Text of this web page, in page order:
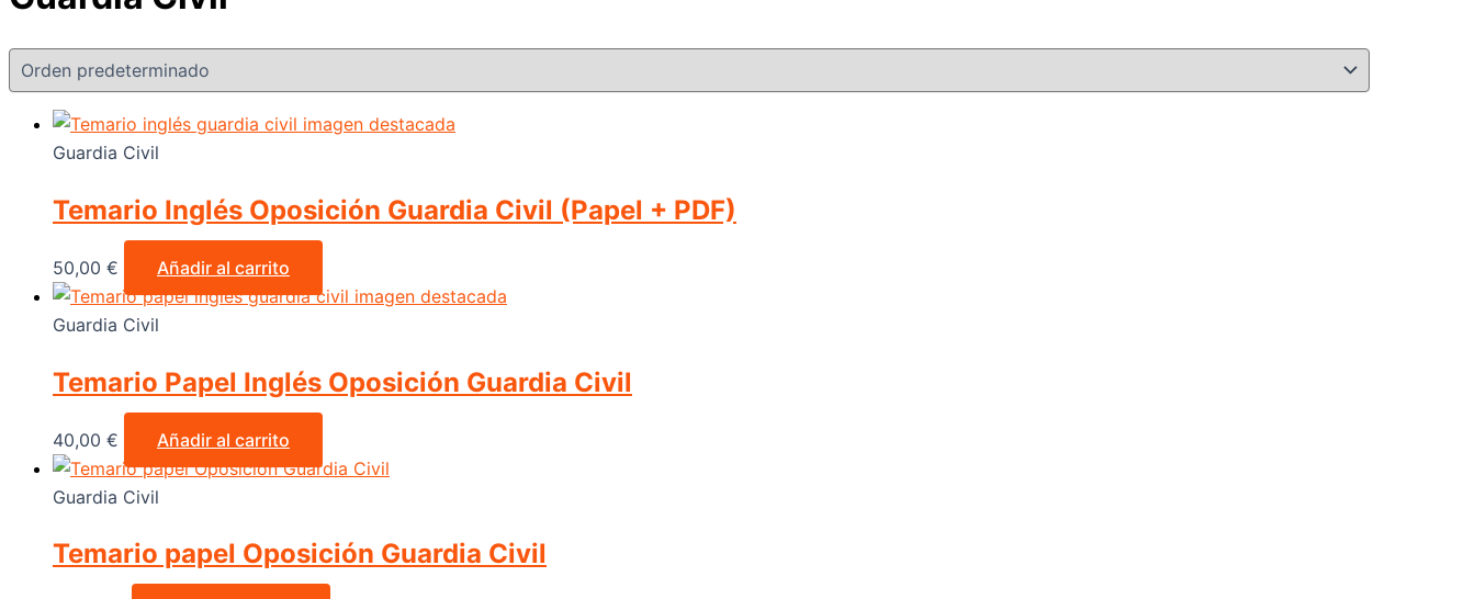
Guardia Civil
Temario Inglés Oposición Guardia Civil (Papel + PDF)
50,00 € Añadir al carrito
Guardia Civil
Temario Papel Inglés Oposición Guardia Civil
40,00 € Añadir al carrito
Guardia Civil
Temario papel Oposición Guardia Civil